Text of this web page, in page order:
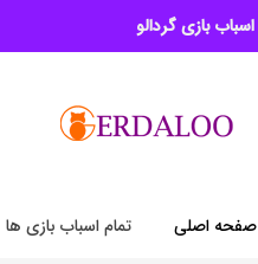
اسباب بازی گردالو
صفحه اصلی تمام اسباب بازی ها